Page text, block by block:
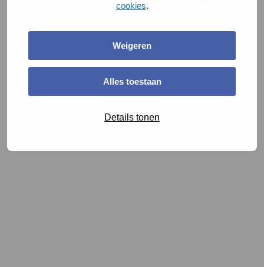
cookies.
Weigeren
Alles toestaan
Details tonen